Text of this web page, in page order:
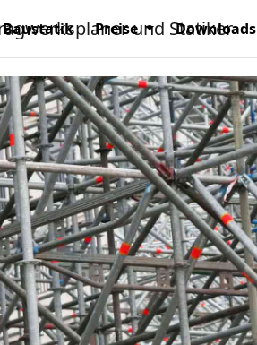
Baustatik Preise Downloads